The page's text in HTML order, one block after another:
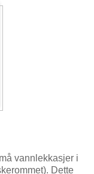
vannlekkasjer i
Dette